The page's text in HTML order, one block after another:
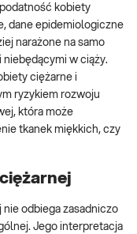
kobiety
dane epidemiologiczne
narażone na samo
w ciąży.
ciężarne i
ryzykiem rozwoju
która może
tkanek miękkich, czy
odbiega zasadniczo
Jego interpretacja